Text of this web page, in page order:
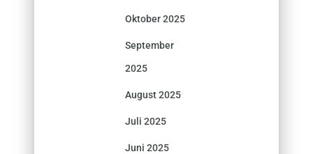
Oktober 2025
September
2025
August 2025
Juli 2025
Juni 2025